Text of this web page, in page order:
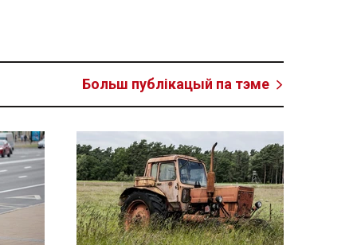
Больш публікацый па тэме